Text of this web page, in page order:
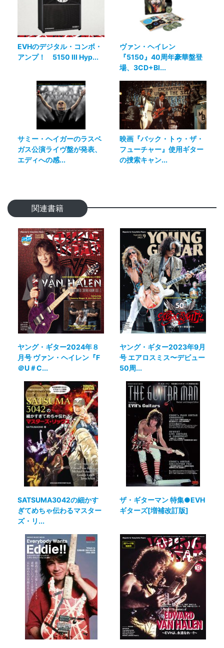
EVHのデジタル・コンボ・
アンプ！ 5150 III Hyp...
ヴァン・ヘイレン
『5150』40周年豪華盤登
場、3CD+Bl...
サミー・ヘイガーのラスベ
ガス公演ライヴ盤が発表、
エディへの感...
映画『バック・トゥ・ザ・
フューチャー』使用ギター
の捜索キャン...
関連書籍
ヤング・ギター2024年８
月号 ヴァン・ヘイレン『F
＠U＃C...
ヤング・ギター2023年9月
号 エアロスミス〜デビュー
50周...
SATSUMA3042の細かす
ぎてめちゃ伝わるマスター
ズ・リ...
ザ・ギターマン 特集●EVH
ギターズ[増補改訂版]